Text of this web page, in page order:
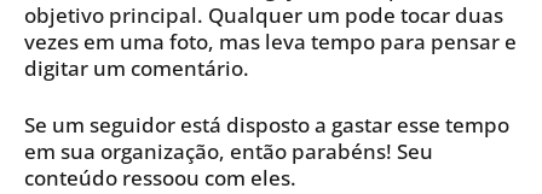
objetivo principal. Qualquer um pode tocar duas
vezes em uma foto, mas leva tempo para pensar e
digitar um comentário.
Se um seguidor está disposto a gastar esse tempo
em sua organização, então parabéns! Seu
conteúdo ressoou com eles.